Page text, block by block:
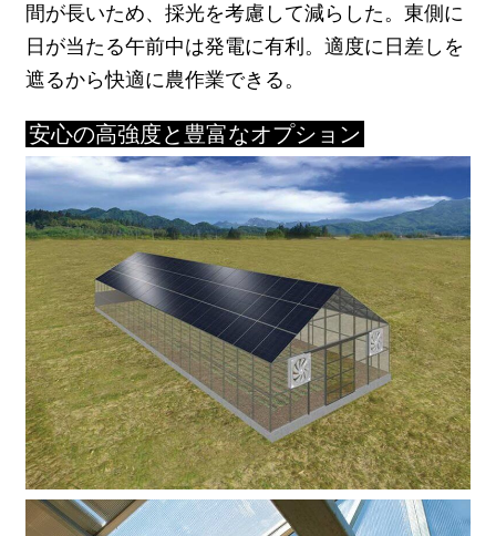
間が長いため、採光を考慮して減らした。東側に
日が当たる午前中は発電に有利。適度に日差しを
遮るから快適に農作業できる。
安心の高強度と豊富なオプション